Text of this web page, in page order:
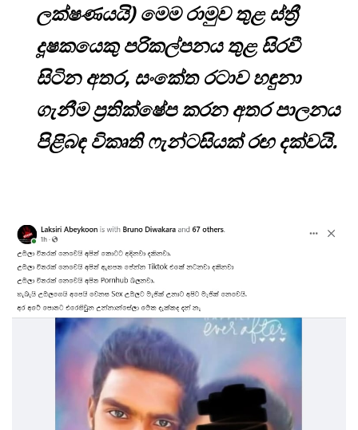
ලක්ෂණයයි) මෙම රාමුව තුළ ස්ත්‍රී
දූෂකයෙකු පරිකල්පනය තුළ සිරවී
සිටින අතර, සංකේත රටාව හඳුනා
ගැනීම ප්‍රතික්ෂේප කරන අතර පාලනය
පිළිබඳ විකෘති ෆැන්ටසියක් රඟ දක්වයි.